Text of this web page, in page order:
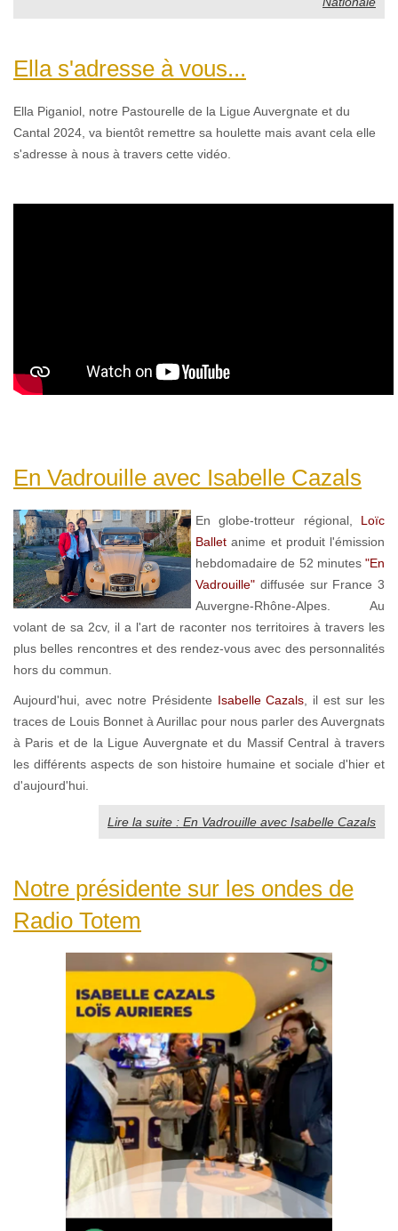
Ella s'adresse à vous...
Ella Piganiol, notre Pastourelle de la Ligue Auvergnate et du
Cantal 2024, va bientôt remettre sa houlette mais avant cela elle
s'adresse à nous à travers cette vidéo.
En Vadrouille avec Isabelle Cazals
En globe-trotteur régional, Loïc
Ballet anime et produit l'émission
hebdomadaire de 52 minutes "En
Vadrouille" diffusée sur France 3
Auvergne-Rhône-Alpes. Au
volant de sa 2cv, il a l'art de raconter nos territoires à travers les
plus belles rencontres et des rendez-vous avec des personnalités
hors du commun.
Aujourd'hui, avec notre Présidente Isabelle Cazals , il est sur les
traces de Louis Bonnet à Aurillac pour nous parler des Auvergnats
à Paris et de la Ligue Auvergnate et du Massif Central à travers
les différents aspects de son histoire humaine et sociale d'hier et
d'aujourd'hui.
Lire la suite : En Vadrouille avec Isabelle Cazals
Notre présidente sur les ondes de
Radio Totem